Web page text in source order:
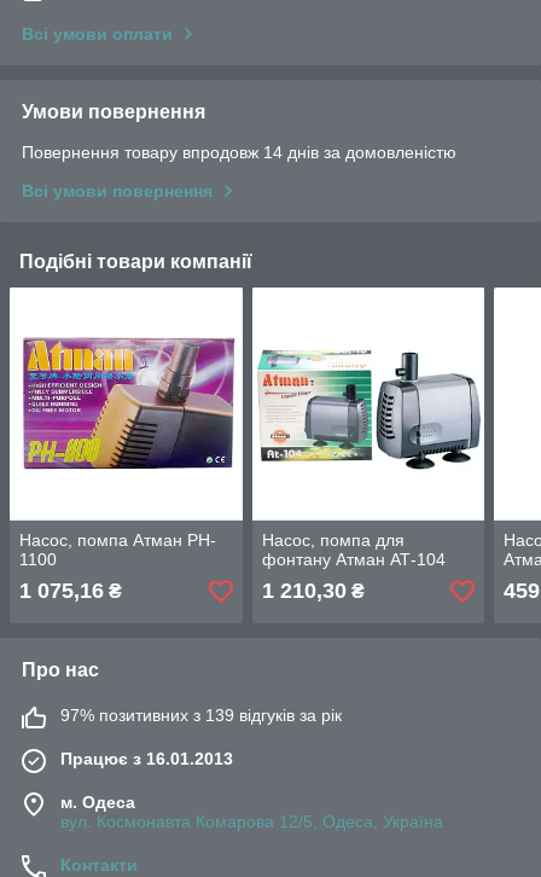
Всі умови оплати
Умови повернення
Повернення товару впродовж 14 днів за домовленістю
Всі умови повернення
Подібні товари компанії
Насос, помпа Атман PH-
1100
1 075,16 ₴
Насос, помпа для
фонтану Атман АТ-104
1 210,30₴
Про нас
97% позитивних з 139 відгуків за рік
Працює з 16.01.2013
м. Одеса
вул. Космонавта Комарова 12/5, Одеса, Україна
Контакти